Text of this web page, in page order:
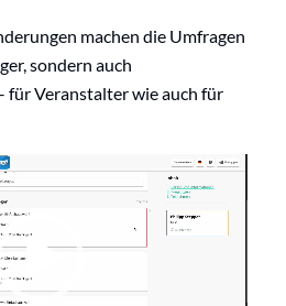
machen die Umfragen
sondern auch
für Veranstalter wie auch für